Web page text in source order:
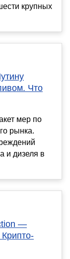
крупных
Что
мер по
рынка.
и дизеля в
—